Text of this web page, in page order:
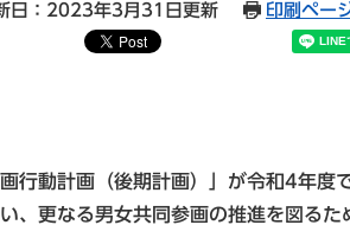
日：2023年3月31日更新 印刷ペー
行動計画（後期計画）」が令和4年度
、更なる男女共同参画の推進を図るた